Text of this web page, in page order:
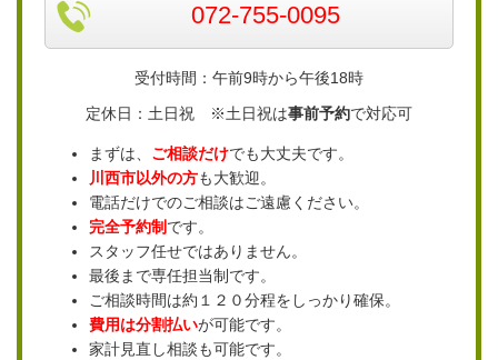
072-755-0095
受付時間：午前9時から午後18時
定休日：土日祝 ※土日祝は事前予約で対応可
まずは、 ご相談だけでも大丈夫です。
川西市以外の方も大歓迎。
電話だけでのご相談はご遠慮ください。
完全予約制 です。
スタッフ任せではありません。
最後まで専任担当制です。
ご相談時間は約１２０分程をしっかり確保。
費用は分割払いが可能です。
家計見直し相談も可能です。